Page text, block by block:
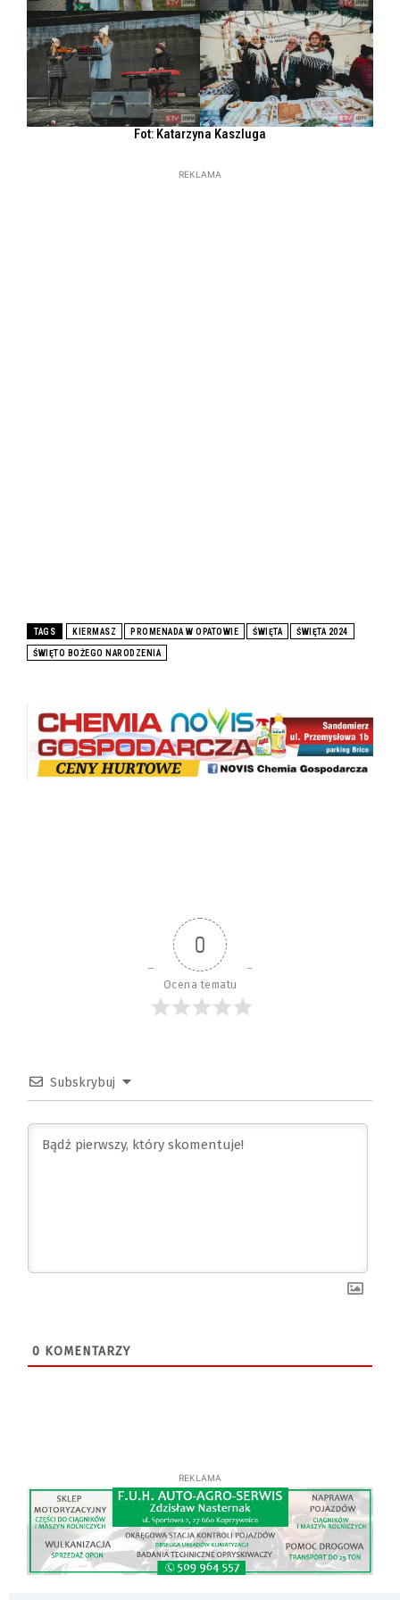
Fot: Katarzyna Kaszluga
REKLAMA
TAGS KIERMASZ PROMENADA W OPATOWIE ŚWIĘTA ŚWIĘTA 2024
ŚWIĘTO BOŻEGO NARODZENIA
0
Ocena tematu
Subskrybuj
0 KOMENTARZY
REKLAMA